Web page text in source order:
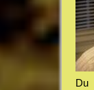
Du